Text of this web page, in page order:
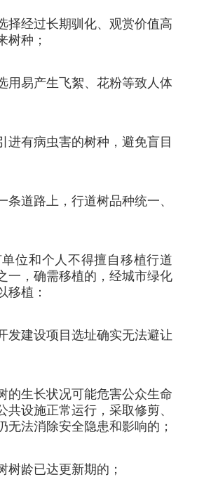
择经过长期驯化、观赏价值高
树种；
用易产生飞絮、花粉等致人体
进有病虫害的树种，避免盲目
条道路上，行道树品种统一、
位和个人不得擅自移植行道
一，确需移植的，经城市绿化
移植：
发建设项目选址确实无法避让
的生长状况可能危害公众生命
共设施正常运行，采取修剪、
无法消除安全隐患和影响的；
树龄已达更新期的；